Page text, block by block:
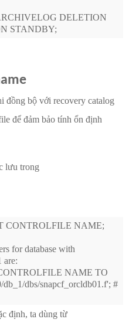
DELETION
STANDBY;
đồng bộ với recovery catalog
để đảm bảo tính ổn định
lưu trong
CONTROLFILE NAME;
for database with
are:
NAME TO
db_1/dbs/snapcf_orcldb01.f'; #
định, ta dùng từ